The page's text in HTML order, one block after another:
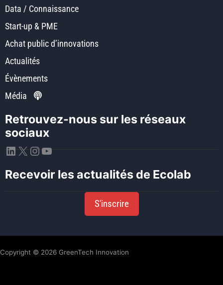
Data / Connaissance
Start-up & PME
Achat public d’innovations
Actualités
Évènements
Média
Retrouvez-nous sur les réseaux
sociaux
LinkedIn
X Instagram
YouTube
Recevoir les actualités de Ecolab
S'inscrire
Copyright © 2026 GreenTech Innovation